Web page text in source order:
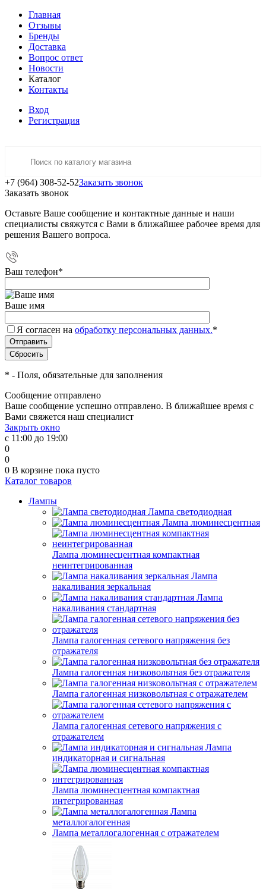
Главная
Отзывы
Бренды
Доставка
Вопрос ответ
Новости
Каталог
Контакты
Вход
Регистрация
+7 (964) 308-52-52Заказать звонок
Заказать звонок
Оставьте Ваше сообщение и контактные данные и наши
специалисты свяжутся с Вами в ближайшее рабочее время для
решения Вашего вопроса.
Ваш телефон*
Ваше имя
Я согласен на обработку персональных данных.*
* - Поля, обязательные для заполнения
Сообщение отправлено
Ваше сообщение успешно отправлено. В ближайшее время с
Вами свяжется наш специалист
Закрыть окно
с 11:00 до 19:00
0
0
0 В корзине пока пусто
Каталог товаров
Лампы
Лампа светодиодная
Лампа люминесцентная
Лампа люминесцентная компактная
неинтегрированная
Лампа
накаливания зеркальная
Лампа
накаливания стандартная
Лампа галогенная сетевого напряжения без
отражателя
Лампа галогенная низковольтная без отражателя
Лампа галогенная низковольтная с отражателем
Лампа галогенная сетевого напряжения с
отражателем
Лампа
индикаторная и сигнальная
Лампа люминесцентная компактная
интегрированная
Лампа
металлогалогенная
Лампа металлогалогенная с отражателем